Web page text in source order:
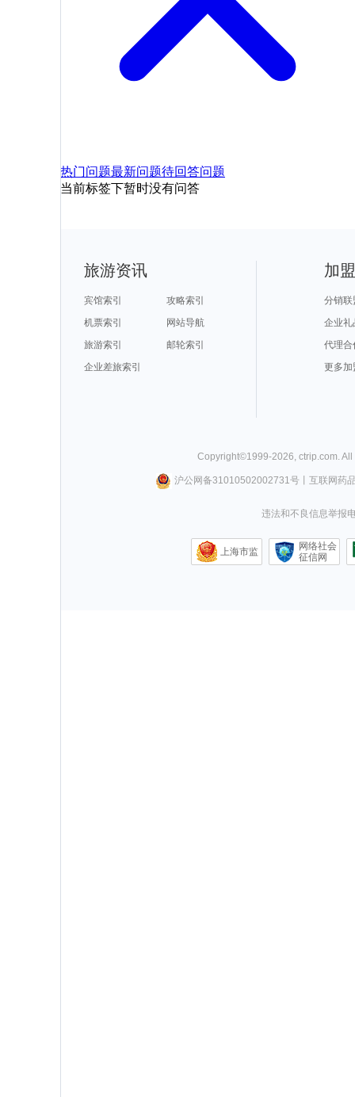
热门问题最新问题待回答问题
当前标签下暂时没有问答
旅游资讯
宾馆索引
攻略索引
机票索引
网站导航
旅游索引
邮轮索引
企业差旅索引
加
分销联
企业礼
代理合
更多加
Copyright©1999-2026, ctrip.com.
沪公网备31010502002731号丨 互联网药
违法和不良信息举报
上海市监
网络社会
征信网